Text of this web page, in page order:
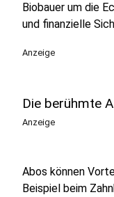
Biobauer um die
und finanzielle
Anzeige
Die berühmte
Anzeige
Abos können
Beispiel beim